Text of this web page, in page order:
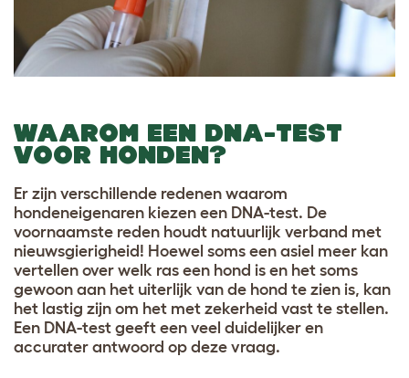
WAAROM EEN DNA-TEST
VOOR HONDEN?
Er zijn verschillende redenen waarom
hondeneigenaren kiezen een DNA-test. De
voornaamste reden houdt natuurlijk verband met
nieuwsgierigheid! Hoewel soms een asiel meer kan
vertellen over welk ras een hond is en het soms
gewoon aan het uiterlijk van de hond te zien is, kan
het lastig zijn om het met zekerheid vast te stellen.
Een DNA-test geeft een veel duidelijker en
accurater antwoord op deze vraag.